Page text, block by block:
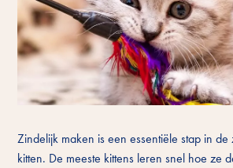
Zindelijk maken is een essentiële stap in
kitten. De meeste kittens leren snel hoe ze